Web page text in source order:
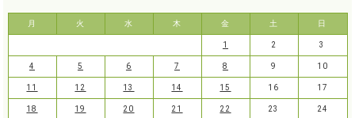
月 火 水 木 金 土 日
1 2 3
4 5 6 7 8 9 10
11 12 13 14 15 16 17
18 19 20 21 22 23 24